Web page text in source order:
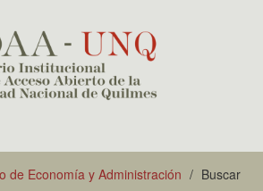
de Economía y Administración Buscar